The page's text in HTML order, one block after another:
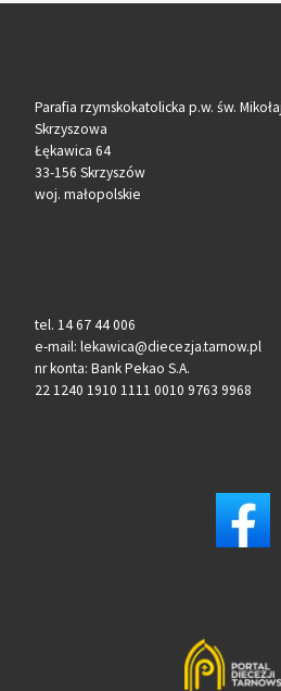
Parafia rzymskokatolicka p.w. św.
Skrzyszowa
Łękawica 64
33-156 Skrzyszów
woj. małopolskie
tel. 14 67 44 006
e-mail: lekawica@diecezja.tarnow.pl
nr konta: Bank Pekao S.A.
22 1240 1910 1111 0010 9763 9968